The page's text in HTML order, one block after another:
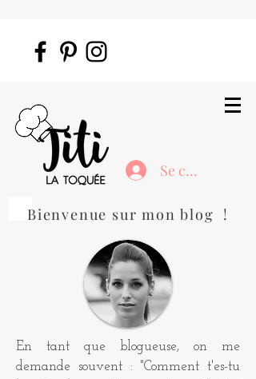
Se connecter
Bienvenue sur mon blog !
En tant que blogueuse, on me
demande souvent : "Comment t'es-tu